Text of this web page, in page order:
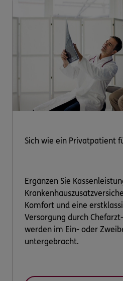
Sich wie ein Privatpatient
Ergänzen Sie
Komfort und eine
Versorgung durch
werden im Ein- oder
untergebracht.